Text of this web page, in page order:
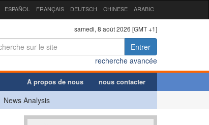
ESPAÑOL FRANÇAIS DEUTSCH CHINESE ARABIC
samedi, 8 août 2026 [GMT +1]
Entrer
recherche avancée
A propos de nous nous contacter
News Analysis